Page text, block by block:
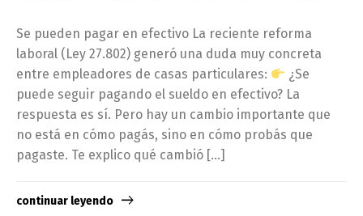
Se pueden pagar en efectivo La reciente reforma
laboral (Ley 27.802) generó una duda muy concreta
entre empleadores de casas particulares:
¿Se
puede seguir pagando el sueldo en efectivo? La
respuesta es sí. Pero hay un cambio importante que
no está en cómo pagás, sino en cómo probás que
pagaste. Te explico qué cambió […]
continuar leyendo